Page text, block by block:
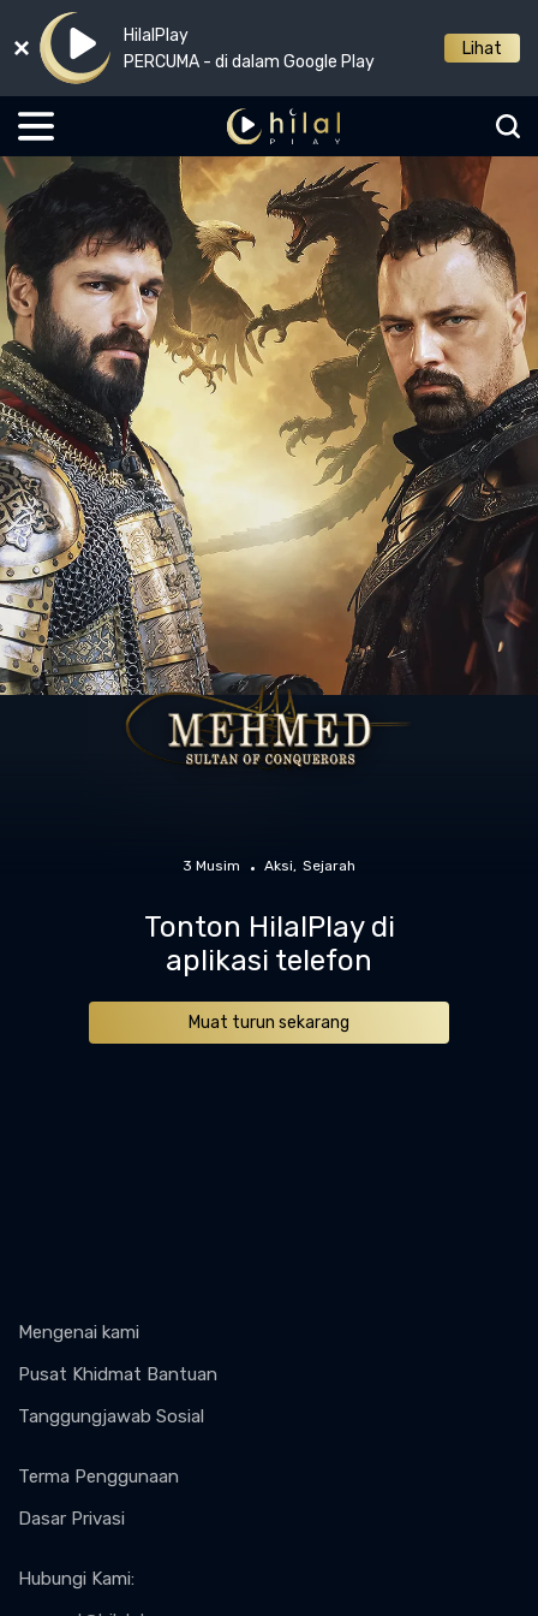
HilalPlay
PERCUMA - di dalam Google Play
Lihat
3 Musim Aksi Sejarah
Tonton HilalPlay di
aplikasi telefon
Muat turun sekarang
Mengenai kami
Pusat Khidmat Bantuan
Tanggungjawab Sosial
Terma Penggunaan
Dasar Privasi
Hubungi Kami: